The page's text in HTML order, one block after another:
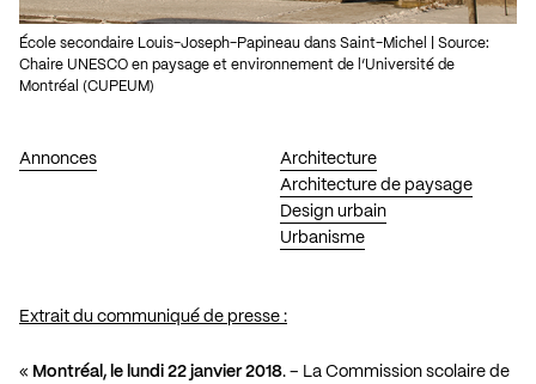
Annonces
Architecture
Architecture de paysage
Design urbain
Urbanisme
École secondaire Louis-Joseph-Papineau dans Saint-Michel | Source:
Chaire UNESCO en paysage et environnement de l’Université de
Montréal (CUPEUM)
Extrait du communiqué de presse :
« Montréal, le lundi 22 janvier 2018. – La Commission scolaire de